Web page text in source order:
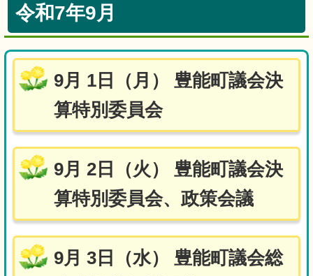
令和7年9月
9月 1日（月） 豊能町議会決
算特別委員会
9月 2日（火） 豊能町議会決
算特別委員会、政策会議
9月 3日（水） 豊能町議会総